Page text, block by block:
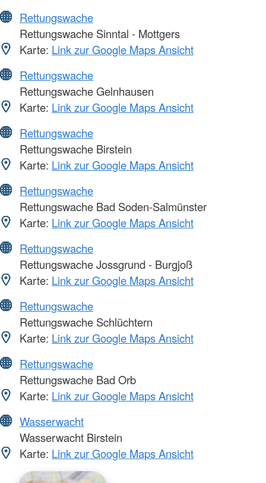
Rettungswache
Rettungswache Sinntal - Mottgers
Karte: Link zur Google Maps Ansicht
Rettungswache
Rettungswache Gelnhausen
Karte: Link zur Google Maps Ansicht
Rettungswache
Rettungswache Birstein
Karte: Link zur Google Maps Ansicht
Rettungswache
Rettungswache Bad Soden-Salmünster
Karte: Link zur Google Maps Ansicht
Rettungswache
Rettungswache Jossgrund - Burgjoß
Karte: Link zur Google Maps Ansicht
Rettungswache
Rettungswache Schlüchtern
Karte: Link zur Google Maps Ansicht
Rettungswache
Rettungswache Bad Orb
Karte: Link zur Google Maps Ansicht
Wasserwacht
Wasserwacht Birstein
Karte: Link zur Google Maps Ansicht